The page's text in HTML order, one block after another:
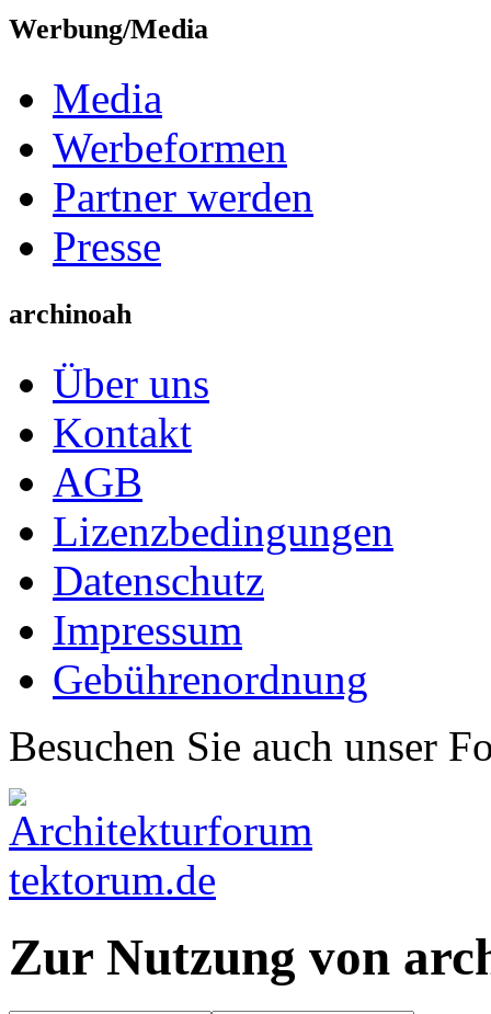
Werbung/Media
Media
Werbeformen
Partner werden
Presse
archinoah
Über uns
Kontakt
AGB
Lizenzbedingungen
Datenschutz
Impressum
Gebührenordnung
Besuchen Sie auch unser
Zur Nutzung von